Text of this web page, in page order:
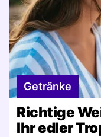
Getränke
Richtige
Ihr edler